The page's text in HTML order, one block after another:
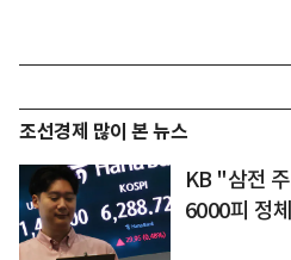
조선경제 많이 본 뉴스
KB "삼전
6000피 정